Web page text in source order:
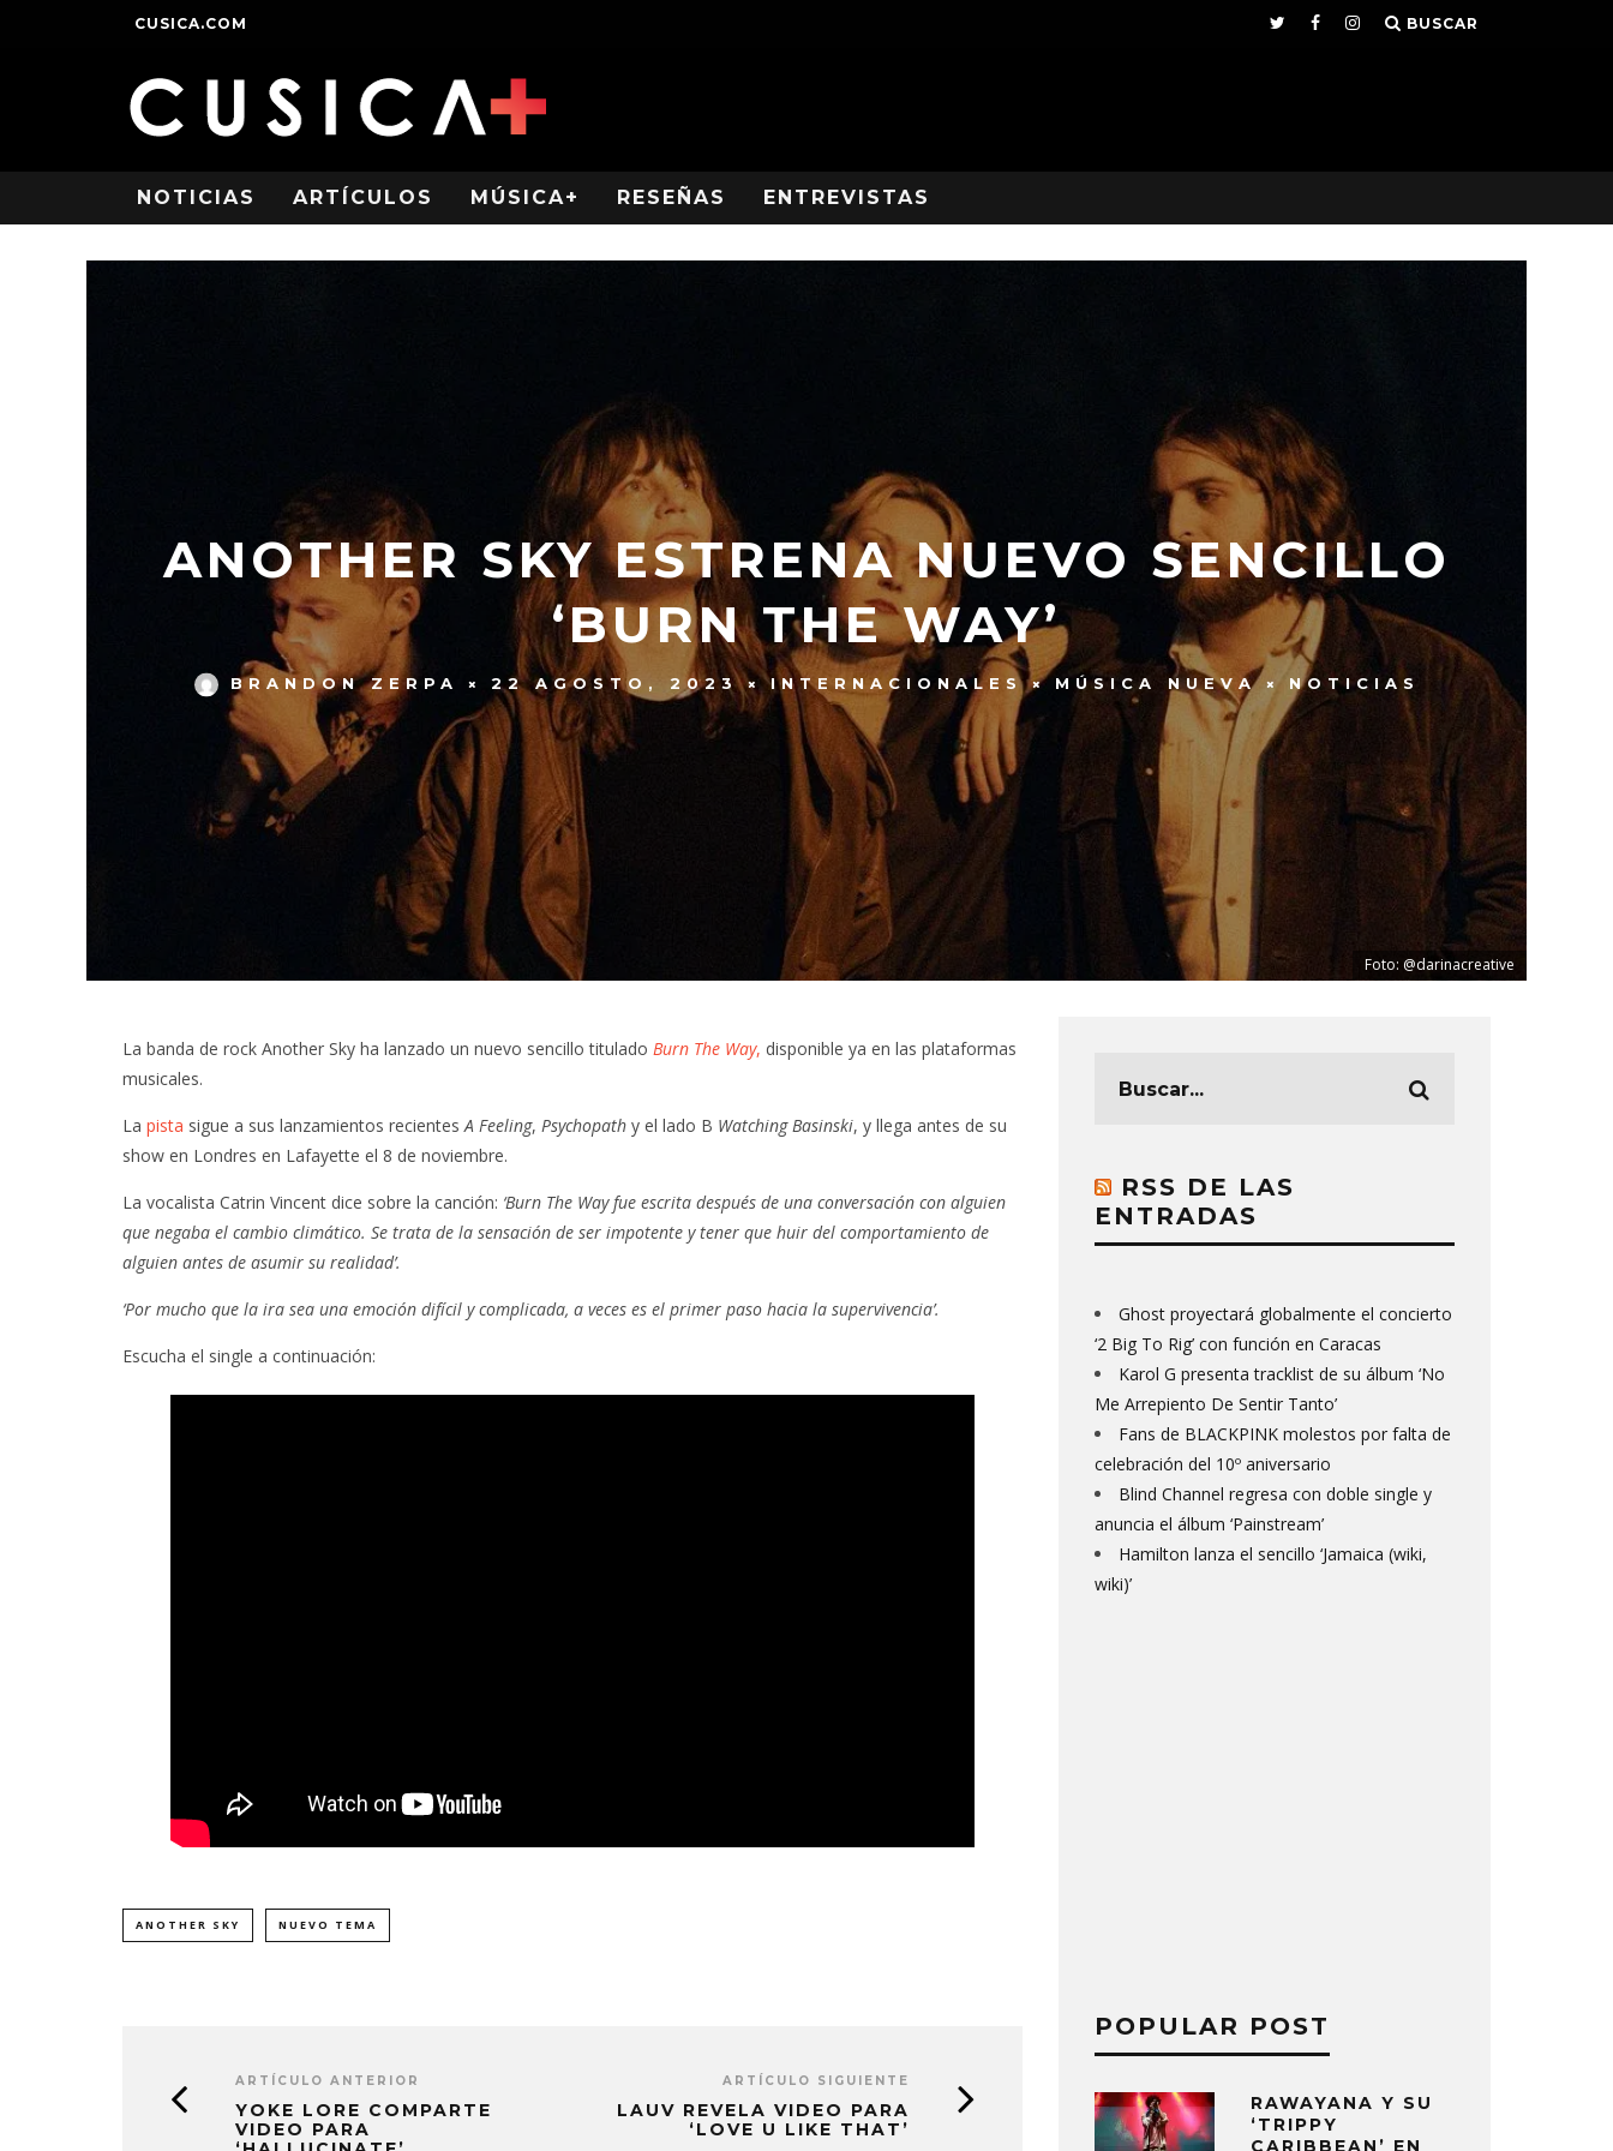
CUSICA.COM BUSCAR
NOTICIAS ARTÍCULOS MÚSICA+ RESEÑAS ENTREVISTAS
ANOTHER SKY ESTRENA NUEVO SENCILLO
‘BURN THE WAY’
BRANDON ZERPA 22 AGOSTO, 2023 INTERNACIONALES MÚSICA NUEVA NOTICIAS
Foto: @darinacreative
La banda de rock Another Sky ha lanzado un nuevo sencillo titulado Burn The Way, disponible ya en las plataformas
musicales.
La pista sigue a sus lanzamientos recientesA Feeling, Psychopath y el lado B Watching Basinski, y llega antes de su
show en Londres en Lafayette el 8 de noviembre.
La vocalista Catrin Vincent dice sobre la canción: ‘Burn The Way fue escrita después de una conversación con alguien
que negaba el cambio climático. Se trata de la sensación de ser impotente y tener que huir del comportamiento de
alguien antes de asumir su realidad’.
‘Por mucho que la ira sea una emoción difícil y complicada, a veces es el primer paso hacia la supervivencia’.
Escucha el single a continuación:
ANOTHER SKY NUEVO TEMA
ARTÍCULO ANTERIOR
YOKE LORE COMPARTE
VIDEO PARA
ARTÍCULO SIGUIENTE
LAUV REVELA VIDEO PARA
‘LOVE U LIKE THAT’
RSS DE LAS
ENTRADAS
Ghost proyectará globalmente el concierto
‘2 Big To Rig’ con función en Caracas
Karol G presenta tracklist de su álbum ‘No
Me Arrepiento De Sentir Tanto’
Fans de BLACKPINK molestos por falta de
celebración del 10º aniversario
Blind Channel regresa con doble single y
anuncia el álbum ‘Painstream’
Hamilton lanza el sencillo ‘Jamaica (wiki,
wiki)’
POPULAR POST
RAWAYANA Y SU
‘TRIPPY
CARIBBEAN’ EN